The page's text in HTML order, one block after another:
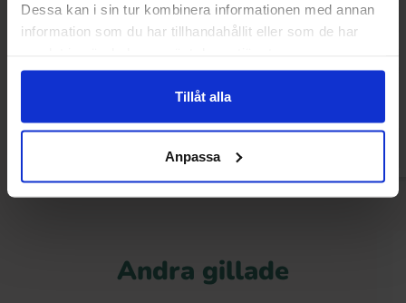
Dessa kan i sin tur kombinera informationen med annan
information som du har tillhandahållit eller som de har
Tillåt alla
Anpassa
& Havssalt 100g x 16st
Ginger Lime
Andra gillade